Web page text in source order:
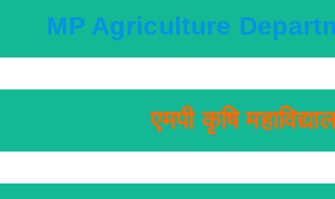
MP Agriculture
एमपी कृषि